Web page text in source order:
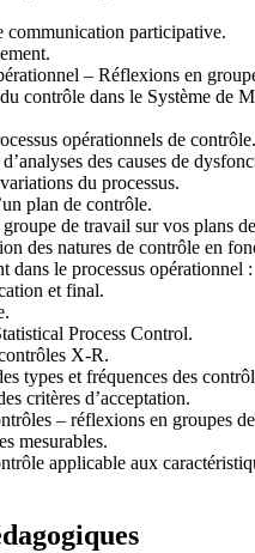
communication participative.
– Réflexions en
contrôle dans le Système de
opérationnels de contrôle.
des causes de
du processus.
plan de contrôle.
de travail sur vos plans
des natures de contrôle en
dans le processus opérationnel
et final.
Process Control.
X-R.
types et fréquences des
critères d’acceptation.
– réflexions en groupes
mesurables.
applicable aux